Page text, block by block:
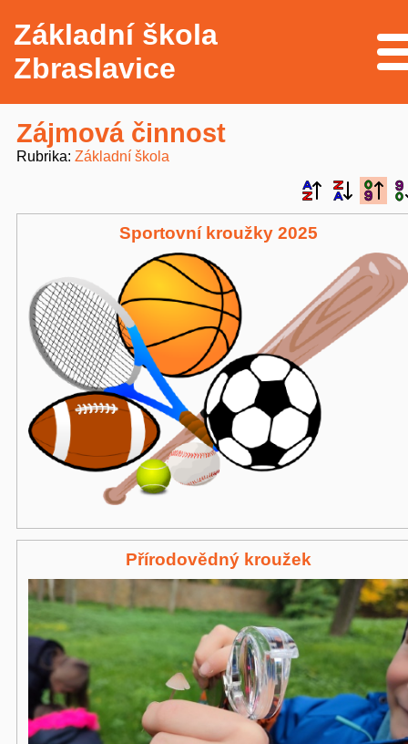
Základní škola
Zbraslavice
Zájmová činnost
Rubrika Základní škola
Sportovní kroužky 2025
Přírodovědný kroužek